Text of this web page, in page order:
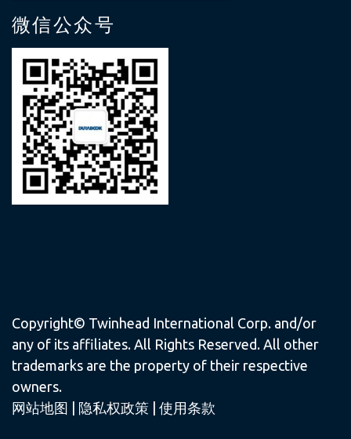
微信公众号
Copyright© Twinhead International Corp. and/or
any of its affiliates. All Rights Reserved. All other
trademarks are the property of their respective
owners.
网站地图
隐私权政策 使用条款